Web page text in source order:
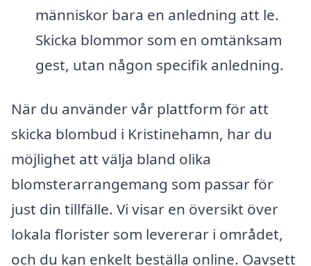
människor bara en anledning att le.
Skicka blommor som en omtänksam
gest, utan någon specifik anledning.
När du använder vår plattform för att
skicka blombud i Kristinehamn, har du
möjlighet att välja bland olika
blomsterarrangemang som passar för
just din tillfälle. Vi visar en översikt över
lokala florister som levererar i området,
och du kan enkelt beställa online. Oavsett